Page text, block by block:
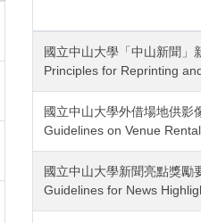
國立中山大學「中山新聞」
Principles for Reprinting
國立中山大學外借場地供影
Guidelines on Venue
國立中山大學新聞亮點獎勵
Guidelines for News